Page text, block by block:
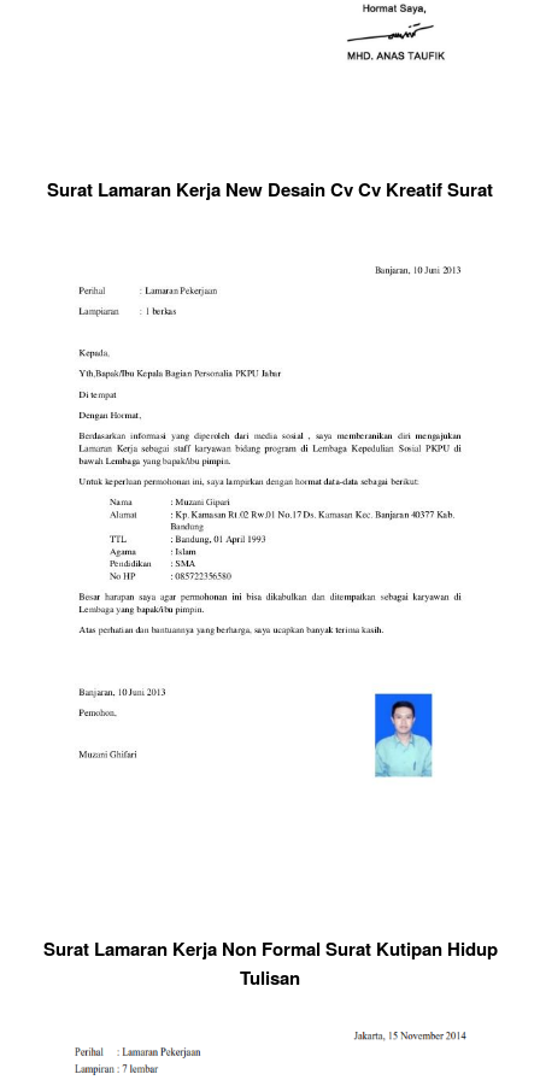
Surat Lamaran Kerja New Desain Cv Cv Kreatif Surat
Surat Lamaran Kerja Non Formal Surat Kutipan Hidup
Tulisan